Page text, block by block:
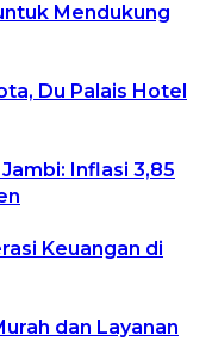
Mendukung
Du Palais Hotel
Inflasi 3,85
Keuangan di
dan Layanan